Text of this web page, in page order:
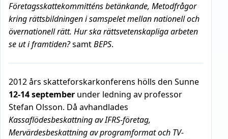
Företagsskattekommitténs betänkande, Metodfrågor
kring rättsbildningen i samspelet mellan nationell och
övernationell rätt. Hur ska rättsvetenskapliga arbeten
se ut i framtiden?samtBEPS.
2012 års skatteforskarkonferens hölls den Sunne
12-14 september under ledning av professor
Stefan Olsson. Då avhandlades
Kassaflödesbeskattning av IFRS-företag,
Mervärdesbeskattning av programformat och TV-